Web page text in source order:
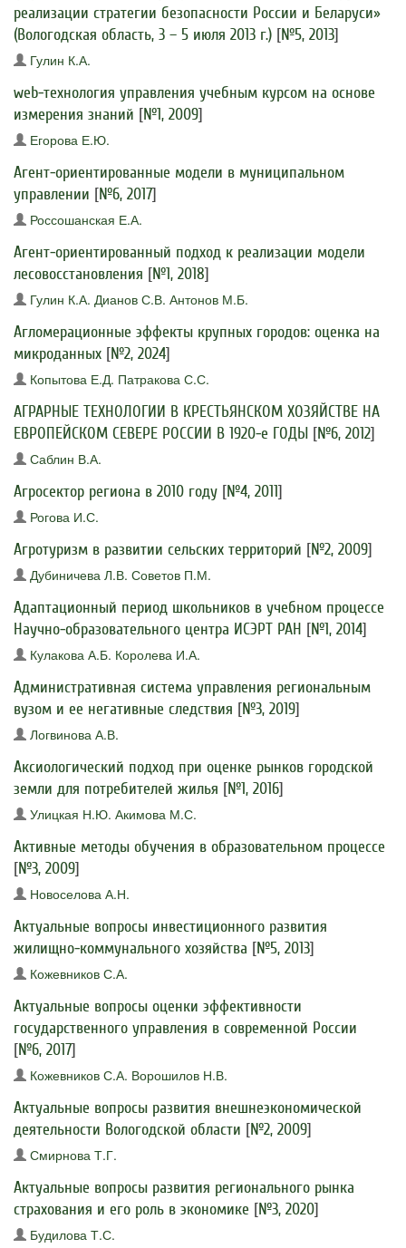
реализации стратегии безопасности России и Беларуси»
(Вологодская область, 3 – 5 июля 2013 г.) [№5, 2013]
Гулин К.А.
web-технология управления учебным курсом на основе
измерения знаний [№1, 2009]
Егорова Е.Ю.
Агент-ориентированные модели в муниципальном
управлении [№6, 2017]
Россошанская Е.А.
Агент-ориентированный подход к реализации модели
лесовосстановления [№1, 2018]
Гулин К.А. Дианов С.В. Антонов М.Б.
Агломерационные эффекты крупных городов: оценка на
микроданных [№2, 2024]
Копытова Е.Д. Патракова С.С.
АГРАРНЫЕ ТЕХНОЛОГИИ В КРЕСТЬЯНСКОМ ХОЗЯЙСТВЕ НА
ЕВРОПЕЙСКОМ СЕВЕРЕ РОССИИ В 1920-е ГОДЫ [№6, 2012]
Саблин В.А.
Агросектор региона в 2010 году [№4, 2011]
Рогова И.С.
Агротуризм в развитии сельских территорий [№2, 2009]
Дубиничева Л.В. Советов П.М.
Адаптационный период школьников в учебном процессе
Научно-образовательного центра ИСЭРТ РАН [№1, 2014]
Кулакова А.Б. Королева И.А.
Административная система управления региональным
вузом и ее негативные следствия [№3, 2019]
Логвинова А.В.
Аксиологический подход при оценке рынков городской
земли для потребителей жилья [№1, 2016]
Улицкая Н.Ю. Акимова М.С.
Активные методы обучения в образовательном процессе
[№3, 2009]
Новоселова А.Н.
Актуальные вопросы инвестиционного развития
жилищно-коммунального хозяйства [№5, 2013]
Кожевников С.А.
Актуальные вопросы оценки эффективности
государственного управления в современной России
[№6, 2017]
Кожевников С.А. Ворошилов Н.В.
Актуальные вопросы развития внешнеэкономической
деятельности Вологодской области [№2, 2009]
Смирнова Т.Г.
Актуальные вопросы развития регионального рынка
страхования и его роль в экономике [№3, 2020]
Будилова Т.С.